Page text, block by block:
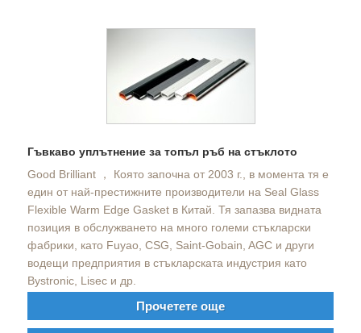
Гъвкаво уплътнение за топъл ръб на стъклото
Good Brilliant ， Която започна от 2003 г., в момента тя е
един от най-престижните производители на Seal Glass
Flexible Warm Edge Gasket в Китай. Тя запазва видната
позиция в обслужването на много големи стъкларски
фабрики, като Fuyao, CSG, Saint-Gobain, AGC и други
водещи предприятия в стъкларската индустрия като
Bystronic, Lisec и др.
Прочетете още